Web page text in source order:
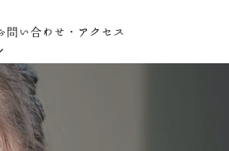
問い合わせ・アクセス